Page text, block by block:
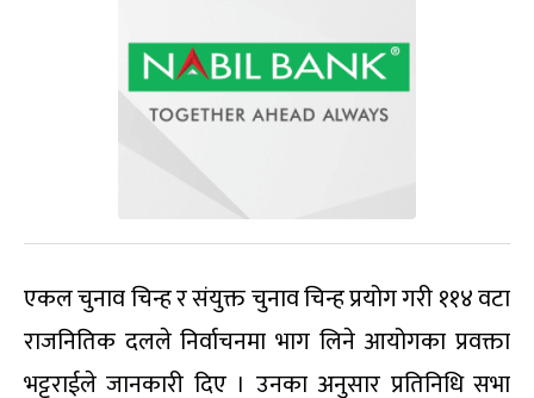
एकल चुनाव चिन्ह र संयुक्त चुनाव चिन्ह प्रयोग गरी ११४ वटा
राजनितिक दलले निर्वाचनमा भाग लिने आयोगका प्रवक्ता
भट्टराईले जानकारी दिए । उनका अनुसार प्रतिनिधि सभा